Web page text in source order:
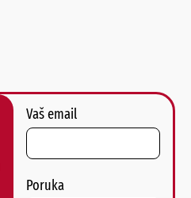
Vaš email
Poruka